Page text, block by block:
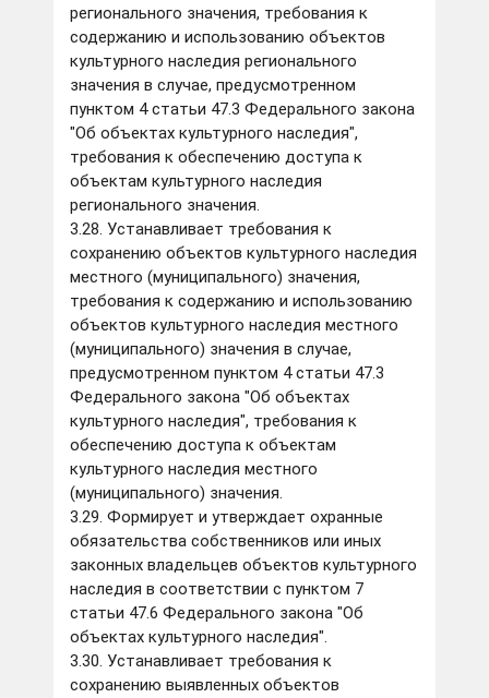
регионального значения, требования к
содержанию и использованию объектов
культурного наследия регионального
значения в случае, предусмотренном
пунктом 4 статьи 47.3 Федерального закона
"Об объектах культурного наследия",
требования к обеспечению доступа к
объектам культурного наследия
регионального значения.
3.28. Устанавливает требования к
сохранению объектов культурного наследия
местного (муниципального) значения,
требования к содержанию и использованию
объектов культурного наследия местного
(муниципального) значения в случае,
предусмотренном пунктом 4 статьи 47.3
Федерального закона "Об объектах
культурного наследия", требования к
обеспечению доступа к объектам
культурного наследия местного
(муниципального) значения.
3.29. Формирует и утверждает охранные
обязательства собственников или иных
законных владельцев объектов культурного
наследия в соответствии с пунктом 7
статьи 47.6 Федерального закона "Об
объектах культурного наследия".
3.30. Устанавливает требования к
сохранению выявленных объектов